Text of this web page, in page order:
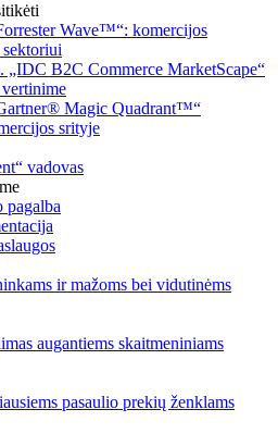
Wave™“: komercijos
„IDC B2C Commerce MarketScape“
Magic Quadrant™“
srityje
vadovas
pagalba
ir mažoms bei vidutinėms
augantiems skaitmeniniams
pasaulio prekių ženklams